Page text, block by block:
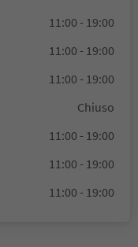
11:00 - 19:00
11:00 - 19:00
11:00 - 19:00
Chiuso
11:00 - 19:00
11:00 - 19:00
11:00 - 19:00